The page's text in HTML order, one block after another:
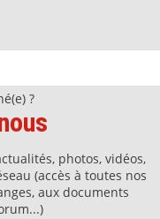
?
photos, vidéos,
(accès à toutes nos
aux documents